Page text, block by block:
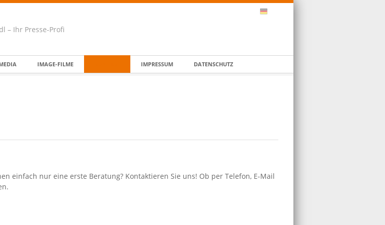
– Ihr Presse-Profi
IMAGE-FILME IMPRESSUM DATENSCHUTZ
einfach nur eine erste Beratung? Kontaktieren Sie uns! Ob per Telefon, E-Mail